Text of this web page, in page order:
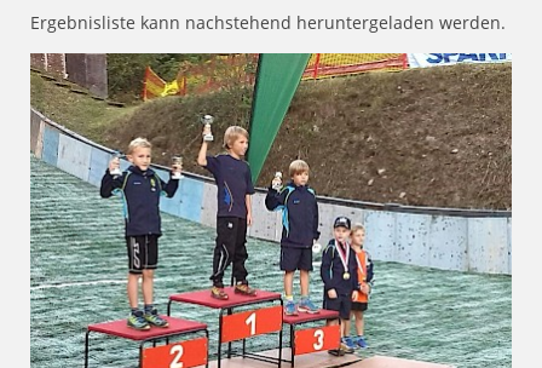
Ergebnisliste kann nachstehend heruntergeladen werden.